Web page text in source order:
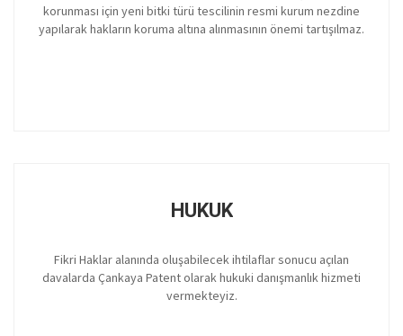
korunması için yeni bitki türü tescilinin resmi kurum nezdine
yapılarak hakların koruma altına alınmasının önemi tartışılmaz.
HUKUK
Fikri Haklar alanında oluşabilecek ihtilaflar sonucu açılan
davalarda Çankaya Patent olarak hukuki danışmanlık hizmeti
vermekteyiz.